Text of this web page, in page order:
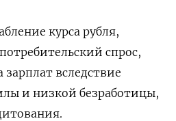
курса рубля,
спрос,
вследствие
и низкой безработицы,